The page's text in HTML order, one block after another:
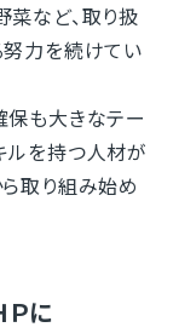
など、取り扱
努力を続けてい
も大きなテー
ルを持つ人材が
取り組み始め
Ｐに